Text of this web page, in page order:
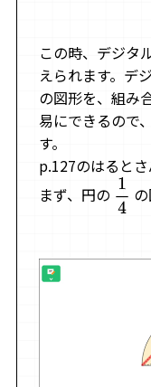
この時、デジタ
えられます。デ
の図形を、組み
易にできるので
す。
p.127のはるとさ
まず、円の 14